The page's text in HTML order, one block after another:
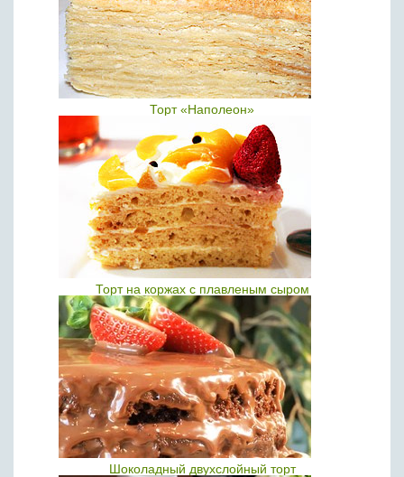
Торт «Наполеон»
Торт на коржах с плавленым сыром
Шоколадный двухслойный торт